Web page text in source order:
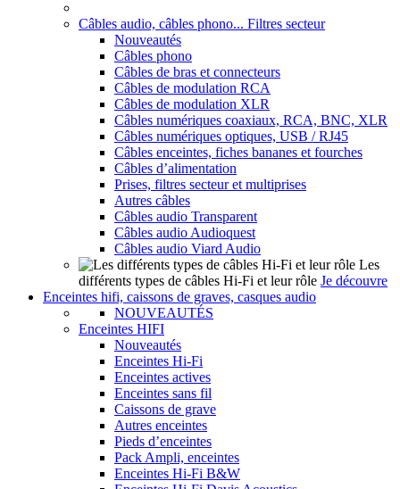
Câbles audio, câbles phono... Filtres secteur
Nouveautés
Câbles phono
Câbles de bras et connecteurs
Câbles de modulation RCA
Câbles de modulation XLR
Câbles numériques coaxiaux, RCA, BNC, XLR
Câbles numériques optiques, USB / RJ45
Câbles enceintes, fiches bananes et fourches
Câbles d’alimentation
Prises, filtres secteur et multiprises
Autres câbles
Câbles audio Transparent
Câbles audio Audioquest
Câbles audio Viard Audio
Les
différents types de câbles Hi-Fi et leur rôle Je découvre
Enceintes hifi, caissons de graves, casques audio
NOUVEAUTÉS
Enceintes HIFI
Nouveautés
Enceintes Hi-Fi
Enceintes actives
Enceintes sans fil
Caissons de grave
Autres enceintes
Pieds d’enceintes
Pack Ampli, enceintes
Enceintes Hi-Fi B&W